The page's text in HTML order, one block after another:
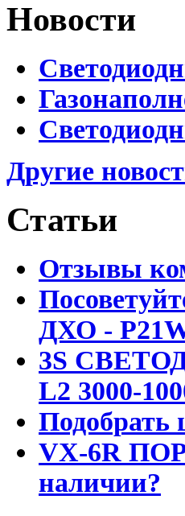
Новости
Другие
Статьи
Отзывы
ДХО -
3S
L2 3000-
Подобрать
VX-6R
наличии?